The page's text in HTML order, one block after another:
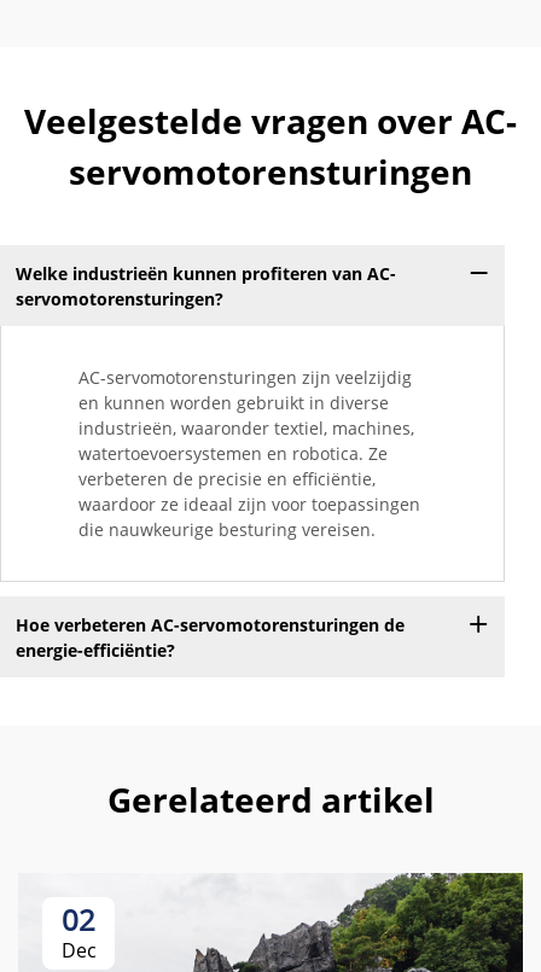
Veelgestelde vragen over AC-
servomotorensturingen
Welke industrieën kunnen profiteren van AC-
servomotorensturingen?
AC-servomotorensturingen zijn veelzijdig
en kunnen worden gebruikt in diverse
industrieën, waaronder textiel, machines,
watertoevoersystemen en robotica. Ze
verbeteren de precisie en efficiëntie,
waardoor ze ideaal zijn voor toepassingen
die nauwkeurige besturing vereisen.
Hoe verbeteren AC-servomotorensturingen de
energie-efficiëntie?
Gerelateerd artikel
02
Dec